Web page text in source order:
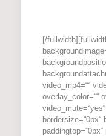
[/
video_mp4=““
overlay_color=““
bordersize=“0px“